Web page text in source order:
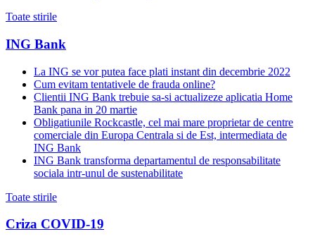
Toate stirile
ING Bank
La ING se vor putea face plati instant din decembrie 2022
Cum evitam tentativele de frauda online?
Clientii ING Bank trebuie sa-si actualizeze aplicatia Home
Bank pana in 20 martie
Obligatiunile Rockcastle, cel mai mare proprietar de centre
comerciale din Europa Centrala si de Est, intermediata de
ING Bank
ING Bank transforma departamentul de responsabilitate
sociala intr-unul de sustenabilitate
Toate stirile
Criza COVID-19